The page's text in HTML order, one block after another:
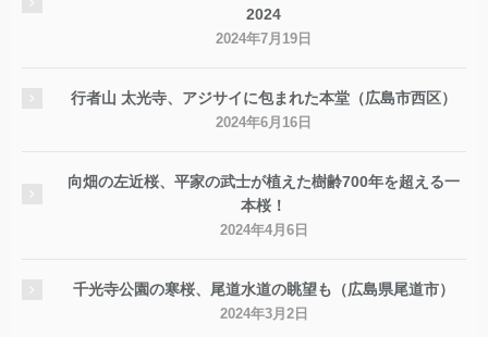
2024
2024年7月19日
行者山 太光寺、アジサイに包まれた本堂（広島市西区）
2024年6月16日
向畑の左近桜、平家の武士が植えた樹齢700年を超える一
本桜！
2024年4月6日
千光寺公園の寒桜、尾道水道の眺望も（広島県尾道市）
2024年3月2日